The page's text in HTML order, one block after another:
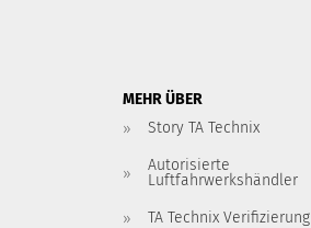
MEHR ÜBER
Story TA Technix
Autorisierte
Luftfahrwerkshändler
TA Technix Verifizierung